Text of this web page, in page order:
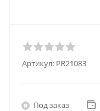
Артикул: PR21083
Под заказ